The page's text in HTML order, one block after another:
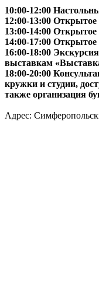
10:00-12:00
12:00-13:00
13:00-14:00 Открытое
14:00-17:00
16:00-18:00
выставкам
18:00-20:00
кружки и студии,
также организация
Адрес: